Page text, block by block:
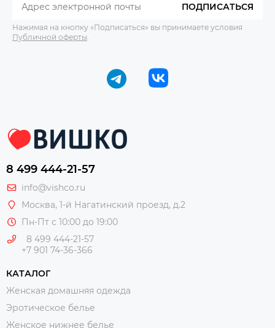
ПОДПИСАТЬСЯ
Нажимая на кнопку «Подписаться» вы принимаете условия
Публичной оферты
8 499 444-21-57
info@vishco.ru
Москва, 1-й Нагатинский проезд, д.2
Пн-Пт с 10:00 до 19:00
8 499 444-21-57
+7 901 74-36-366
КАТАЛОГ
Женская домашняя одежда
Эротическое белье
Женское нижнее белье